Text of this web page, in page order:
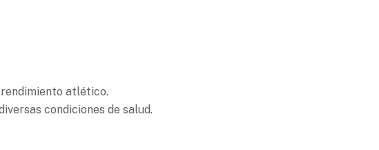
atlético.
condiciones de salud.